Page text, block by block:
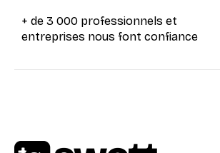
+ de 3 000 professionnels et
entreprises nous font confiance